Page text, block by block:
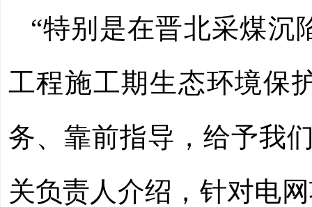
“特别是在晋北采煤沉
工程施工期生态环境保
务、靠前指导，给予我
关负责人介绍，针对电